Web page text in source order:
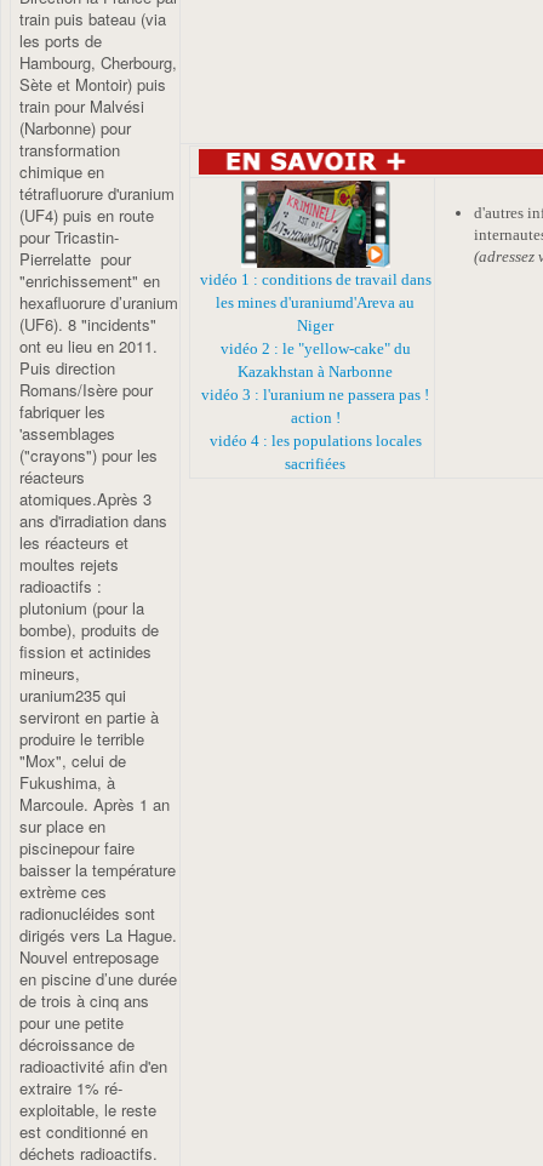
train puis bateau (via
les ports de
Hambourg, Cherbourg,
Sète et Montoir) puis
train pour Malvési
(Narbonne) pour
transformation
chimique en
tétrafluorure d'uranium
(UF4) puis en route
pour Tricastin-
Pierrelatte pour
"enrichissement" en
hexafluorure d’uranium
(UF6). 8 "incidents"
ont eu lieu en 2011.
Puis direction
Romans/Isère pour
fabriquer les
'assemblages
("crayons") pour les
réacteurs
atomiques.Après 3
ans d'irradiation dans
les réacteurs et
moultes rejets
radioactifs :
plutonium (pour la
bombe), produits de
fission et actinides
mineurs,
uranium235 qui
serviront en partie à
produire le terrible
"Mox", celui de
Fukushima, à
Marcoule. Après 1 an
sur place en
piscinepour faire
baisser la température
extrème ces
radionucléides sont
dirigés vers La Hague.
Nouvel entreposage
en piscine d’une durée
de trois à cinq ans
pour une petite
décroissance de
radioactivité afin d'en
extraire 1% ré-
exploitable, le reste
est conditionné en
déchets radioactifs.
vidéo 1 : conditions de travail dans
les mines d'uraniumd'Areva au
Niger
vidéo 2 : le "yellow-cake" du
Kazakhstan à Narbonne
vidéo 3 : l'uranium ne passera pas !
action !
vidéo 4 : les populations locales
sacrifiées
d'autres
(adressez